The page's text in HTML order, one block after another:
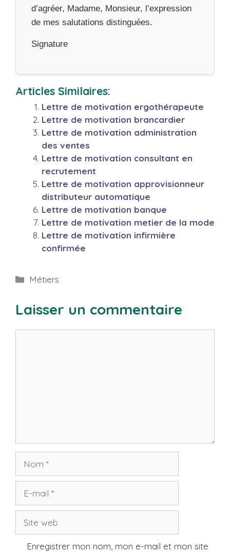
d’agréer, Madame, Monsieur, l’expression
de mes salutations distinguées.
Signature
Articles Similaires:
Lettre de motivation ergothérapeute
Lettre de motivation brancardier
Lettre de motivation administration
des ventes
Lettre de motivation consultant en
recrutement
Lettre de motivation approvisionneur
distributeur automatique
Lettre de motivation banque
Lettre de motivation metier de la mode
Lettre de motivation infirmière
confirmée
Catégories
Métiers
Laisser un commentaire
mail
web
Enregistrer mon nom, mon e-mail et mon site